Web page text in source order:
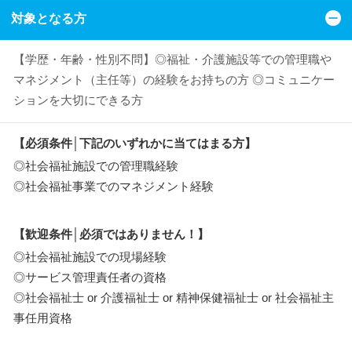
対象となる方
【学歴・年齢・性別不問】◎福祉・介護施設等での管理職や
マネジメント（主任等）の経験をお持ちの方 ◎コミュニケー
ションを大切にできる方
【必須条件│下記のいずれかに当てはまる方】
◎社会福祉施設での管理職経験
◎社会福祉事業でのマネジメント経験
【歓迎条件│必須ではありません！】
◎社会福祉施設での現場経験
◎サービス管理責任者の資格
◎社会福祉士 or 介護福祉士 or 精神保健福祉士 or 社会福祉主
事任用資格